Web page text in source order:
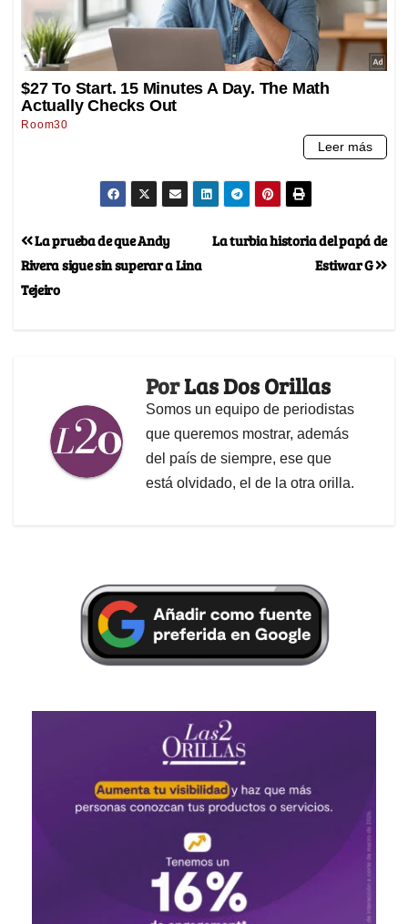
La turbia historia del papá de
Estiwar G
La prueba de que Andy
Rivera sigue sin superar a Lina
Tejeiro
PorLas Dos Orillas
Somos un equipo de periodistas
que queremos mostrar, además
del país de siempre, ese que
está olvidado, el de la otra orilla.